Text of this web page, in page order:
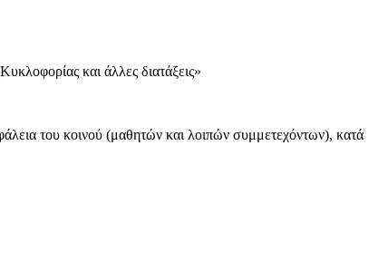
και άλλες διατάξεις»
του κοινού (μαθητών και λοιπών συμμετεχόντων), κατά